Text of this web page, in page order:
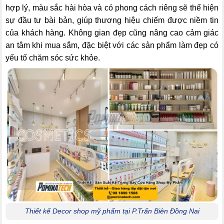
hợp lý, màu sắc hài hòa và có phong cách riêng sẽ thể hiện
sự đầu tư bài bản, giúp thương hiệu chiếm được niềm tin
của khách hàng. Không gian đẹp cũng nâng cao cảm giác
an tâm khi mua sắm, đặc biệt với các sản phẩm làm đẹp có
yếu tố chăm sóc sức khỏe.
Thiết kế Decor shop mỹ phẩm tại P.Trấn Biên Đồng Nai